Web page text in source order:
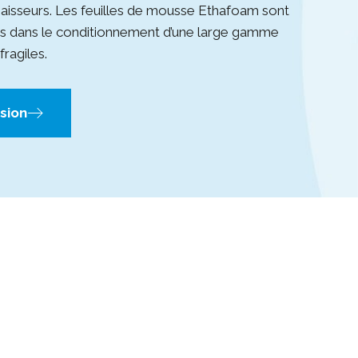
Les feuilles de mousse Ethafoam sont
le conditionnement d’une large gamme